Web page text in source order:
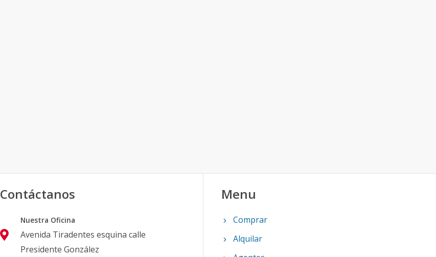
Contáctanos
Nuestra Oficina
Avenida Tiradentes esquina calle
Presidente González
Menu
Comprar
Alquilar